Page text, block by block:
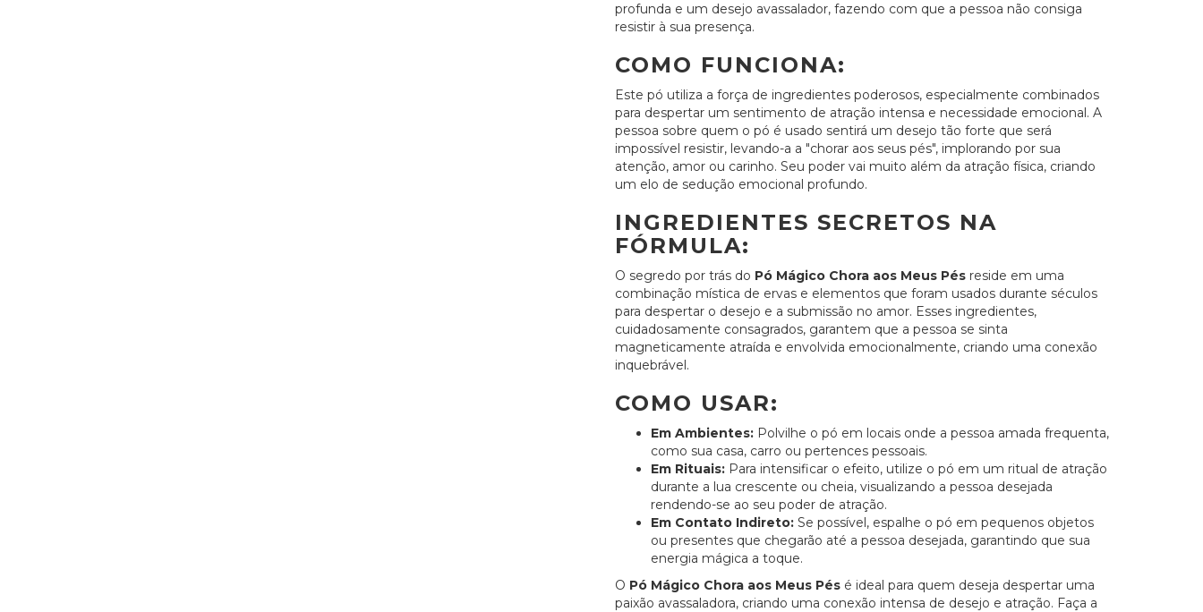
profunda e um desejo avassalador, fazendo com que a pessoa não consiga
resistir à sua presença.
COMO FUNCIONA:
Este pó utiliza a força de ingredientes poderosos, especialmente combinados
para despertar um sentimento de atração intensa e necessidade emocional. A
pessoa sobre quem o pó é usado sentirá um desejo tão forte que será
impossível resistir, levando-a a "chorar aos seus pés", implorando por sua
atenção, amor ou carinho. Seu poder vai muito além da atração física, criando
um elo de sedução emocional profundo.
INGREDIENTES SECRETOS NA
FÓRMULA:
O segredo por trás do Pó Mágico Chora aos Meus Pés reside em uma
combinação mística de ervas e elementos que foram usados durante séculos
para despertar o desejo e a submissão no amor. Esses ingredientes,
cuidadosamente consagrados, garantem que a pessoa se sinta
magneticamente atraída e envolvida emocionalmente, criando uma conexão
inquebrável.
COMO USAR:
Em Ambientes: Polvilhe o pó em locais onde a pessoa amada frequenta,
como sua casa, carro ou pertences pessoais.
Em Rituais: Para intensificar o efeito, utilize o pó em um ritual de atração
durante a lua crescente ou cheia, visualizando a pessoa desejada
rendendo-se ao seu poder de atração.
Em Contato Indireto: Se possível, espalhe o pó em pequenos objetos
ou presentes que chegarão até a pessoa desejada, garantindo que sua
energia mágica a toque.
O Pó Mágico Chora aos Meus Pés é ideal para quem deseja despertar uma
paixão avassaladora, criando uma conexão intensa de desejo e atração. Faça a